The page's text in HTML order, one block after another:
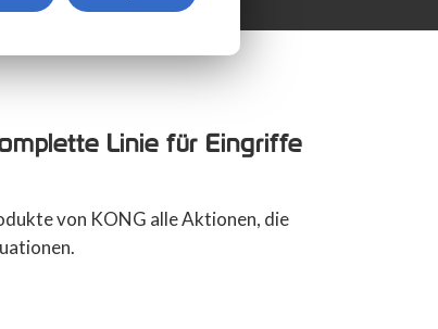
Linie für Eingriffe
von KONG alle Aktionen, die